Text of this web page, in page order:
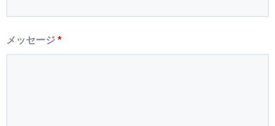
メッセージ *